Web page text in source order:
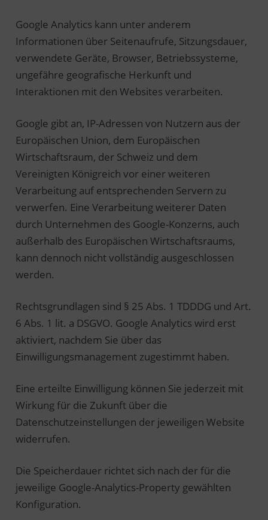
Google Analytics kann unter anderem
Informationen über Seitenaufrufe, Sitzungsdauer,
verwendete Geräte, Browser, Betriebssysteme,
ungefähre geografische Herkunft und
Interaktionen mit den Websites verarbeiten.
Google gibt an, IP-Adressen von Nutzern aus der
Europäischen Union, dem Europäischen
Wirtschaftsraum, der Schweiz und dem
Vereinigten Königreich vor einer weiteren
Verarbeitung auf entsprechenden Servern zu
verwerfen. Eine Verarbeitung weiterer Daten
durch Unternehmen des Google-Konzerns, auch
außerhalb des Europäischen Wirtschaftsraums,
kann dennoch nicht vollständig ausgeschlossen
werden.
Rechtsgrundlagen sind § 25 Abs. 1 TDDDG und Art.
6 Abs. 1 lit. a DSGVO. Google Analytics wird erst
aktiviert, nachdem Sie über das
Einwilligungsmanagement zugestimmt haben.
Eine erteilte Einwilligung können Sie jederzeit mit
Wirkung für die Zukunft über die
Datenschutzeinstellungen der jeweiligen Website
widerrufen.
Die Speicherdauer richtet sich nach der für die
jeweilige Google-Analytics-Property gewählten
Konfiguration.